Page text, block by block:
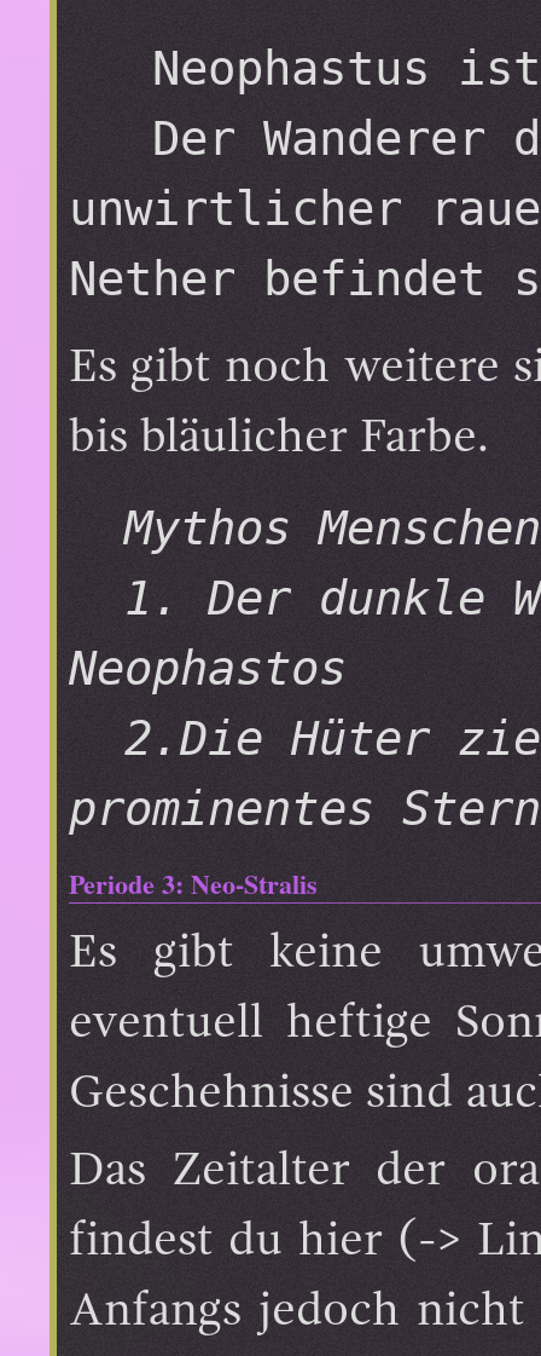
unwirtlicher
Es gibt noch weitere
bis bläulicher Farbe.
Mythos
1. Der dunkle
Neophastos
2.Die Hüter
prominentes
Periode 3: Neo-Stralis
Es gibt keine
eventuell heftige
Geschehnisse sind
Das Zeitalter der
findest du hier (->
Anfangs jedoch nicht